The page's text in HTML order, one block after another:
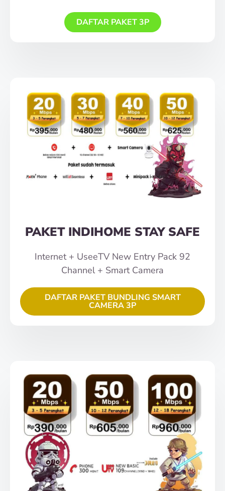
DAFTAR PAKET 3P
PAKET INDIHOME STAY SAFE
Internet + UseeTV New Entry Pack 92
Channel + Smart Camera
DAFTAR PAKET BUNDLING SMART
CAMERA 3P